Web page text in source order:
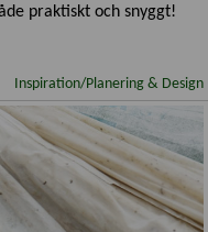
praktiskt och snyggt!
Inspiration/Planering & Design